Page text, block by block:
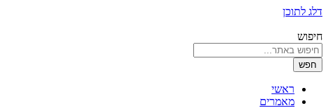
דלג לתוכן
חיפוש
חפש
ראשי
מאמרים